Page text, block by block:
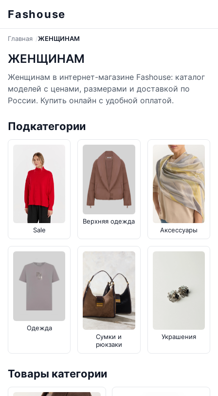
Fashouse
Главная ЖЕНЩИНАМ
ЖЕНЩИНАМ
Женщинам в интернет-магазине Fashouse: каталог
моделей с ценами, размерами и доставкой по
России. Купить онлайн с удобной оплатой.
Подкатегории
Sale
Верхняя одежда
Аксессуары
Одежда
Сумки и
рюкзаки
Украшения
Товары категории